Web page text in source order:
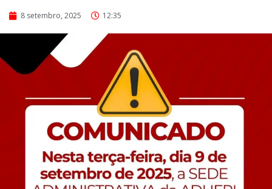
8 setembro, 2025 12:35